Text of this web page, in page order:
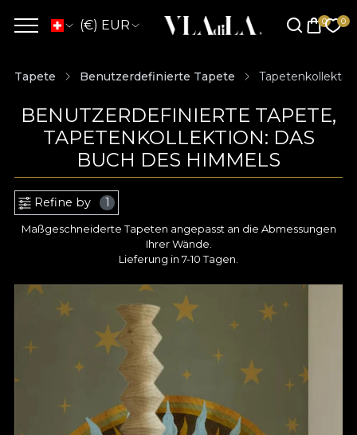
(€) EUR
Tapete Benutzerdefinierte Tapete
BENUTZERDEFINIERTE TAPETE,
TAPETENKOLLEKTION: DAS
BUCH DES HIMMELS
Refine by 1
Maßgeschneiderte Tapeten angepasst an die Abmessungen
Ihrer Wände.
Lieferung in 7-10 Tagen.